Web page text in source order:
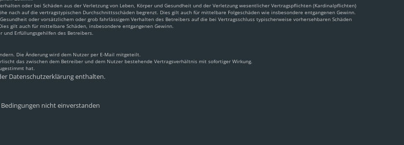
oder bei Schäden aus der Verletzung von Leben, Körper und Gesundheit und der Verletzung wesentlicher Vertragspflichten (Kardinalpflichten)
nach auf die vertragstypischen Durchschnittsschäden begrenzt. Dies gilt auch für mittelbare Folgeschäden wie insbesondere entgangenen Gewinn.
oder vorsätzlichem oder grob fahrlässigem Verhalten des Betreibers auf die bei Vertragsschluss typischerweise vorhersehbaren Schäden
gilt auch für mittelbare Schäden, insbesondere entgangenen Gewinn.
und Erfüllungsgehilfen des Betreibers.
Die Änderung wird dem Nutzer per E-Mail mitgeteilt.
das zwischen dem Betreiber und dem Nutzer bestehende Vertragsverhältnis mit sofortiger Wirkung.
hat.
Datenschutzerklärung enthalten.